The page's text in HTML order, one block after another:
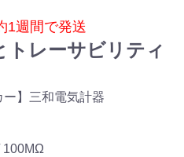
1週間で発送
トレーサビリティ
ー】三和電気計器
100MΩ